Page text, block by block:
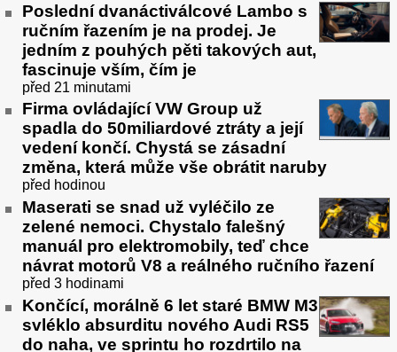
Poslední dvanáctiválcové Lambo s
ručním řazením je na prodej. Je
jedním z pouhých pěti takových aut,
fascinuje vším, čím je
před 21 minutami
Firma ovládající VW Group už
spadla do 50miliardové ztráty a její
vedení končí. Chystá se zásadní
změna, která může vše obrátit naruby
před hodinou
Maserati se snad už vyléčilo ze
zelené nemoci. Chystalo falešný
manuál pro elektromobily, teď chce
návrat motorů V8 a reálného ručního řazení
před 3 hodinami
Končící, morálně 6 let staré BMW M3
svléklo absurditu nového Audi RS5
do naha, ve sprintu ho rozdrtilo na